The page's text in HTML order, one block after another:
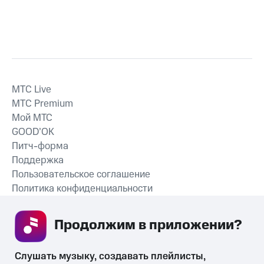
СКАЧАТЬ ПРИЛОЖЕНИЕ
MTС Live
MTС Premium
Мой МТС
GOOD’OK
Питч-форма
Поддержка
Пользовательское соглашение
Политика конфиденциальности
Слушать музыку, создавать плейлисты,